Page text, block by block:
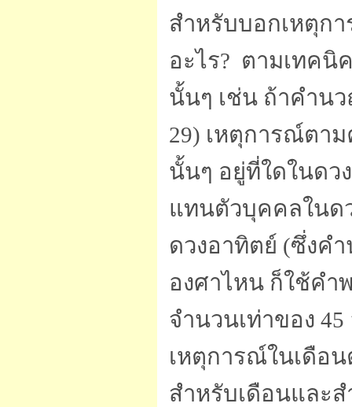
สำหรับบอกเหตุก
อะไร? ตามเทค
นั้นๆ เช่น ถ้าคำนว
29) เหตุการณ์ตา
นั้นๆ อยู่ที่ใดในดว
แทนตัวบุคคลในด
ดวงอาทิตย์ (ซึ่งค
องศาไหน ก็ใช้คำ
จำนวนเท่าของ
เหตุการณ์ในเดือ
สำหรับเดือนและ